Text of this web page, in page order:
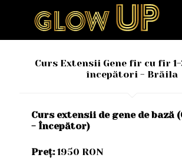
Curs Extensii Gene fir cu fir
începători - Brăila
Curs extensii de gene de bază
- Începător)
Preț:1950 RON